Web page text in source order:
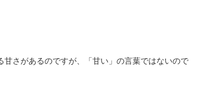
さがあるのですが、「甘い」の言葉ではないので